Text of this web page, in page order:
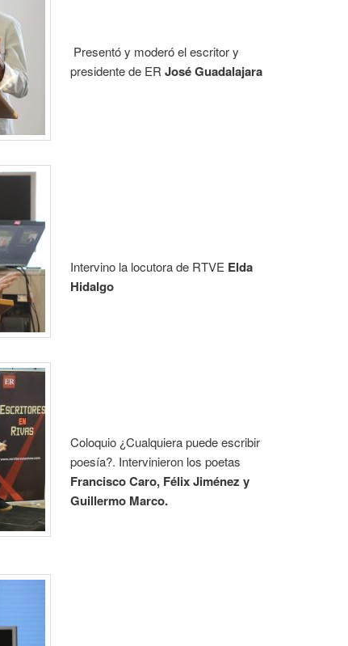
Presentó y moderó el escritor y
presidente de ERJosé Guadalajara
Intervino la locutora de RTVE Elda
Hidalgo
Coloquio ¿Cualquiera puede escribir
poesía?. Intervinieron los poetas
Francisco Caro, Félix Jiménez y
Guillermo Marco.